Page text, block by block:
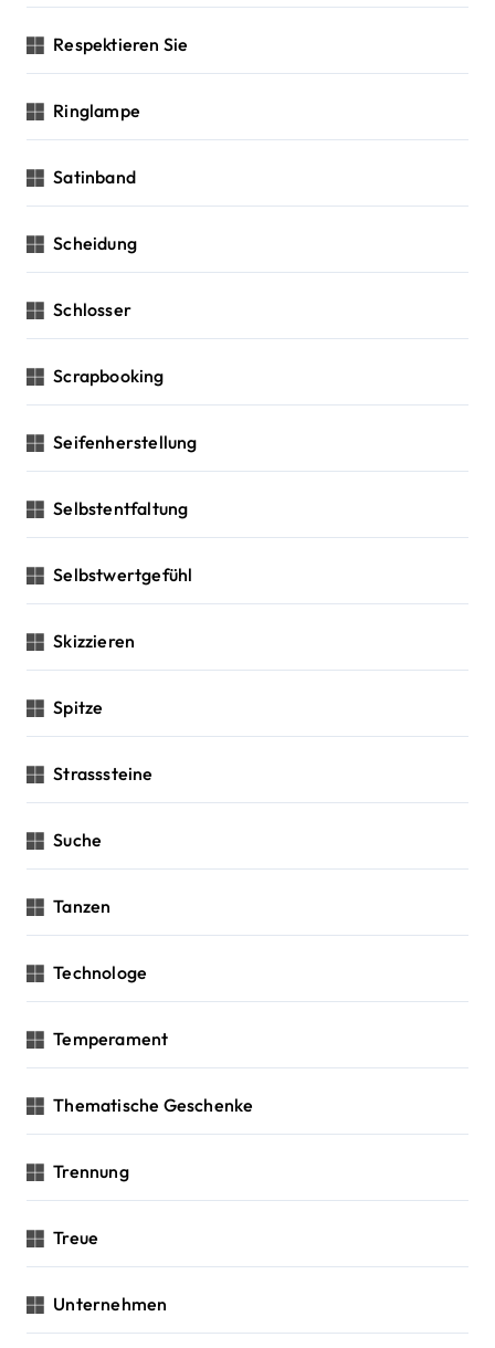
Respektieren Sie
Ringlampe
Satinband
Scheidung
Schlosser
Scrapbooking
Seifenherstellung
Selbstentfaltung
Selbstwertgefühl
Skizzieren
Spitze
Strasssteine
Suche
Tanzen
Technologe
Temperament
Thematische Geschenke
Trennung
Treue
Unternehmen